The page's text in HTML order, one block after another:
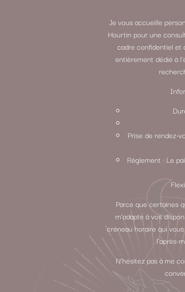
Je vous accueille
Hourtin pour une
cadre confidentiel et
entièrement dédié à
Prise de rendez-
Règlement : Le
Parce que certaines
m’adapte à vos
créneau horaire qui
l’après-
N’hésitez pas à me